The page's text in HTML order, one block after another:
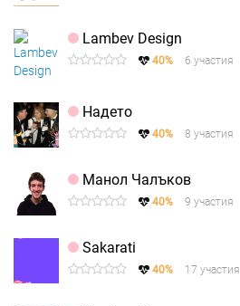
Lambev Design
40% 6 участия
Надето
40% 8 участия
Манол Чалъков
40% 9 участия
Sakarati
40% 17 участия